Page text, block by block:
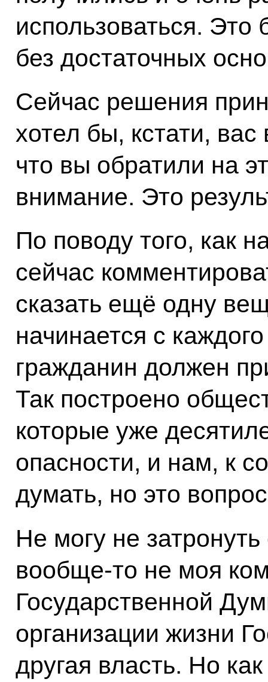
использоваться.
без достаточных
Сейчас решения
хотел бы, кстати, вас
что вы обратили на
внимание. Это
По поводу того, как
сейчас
сказать ещё одну
начинается с
гражданин должен
Так построено
которые уже
опасности, и нам, к
думать, но это
Не могу не
вообще‑то не моя
Государственной
организации жизни
другая власть. Но